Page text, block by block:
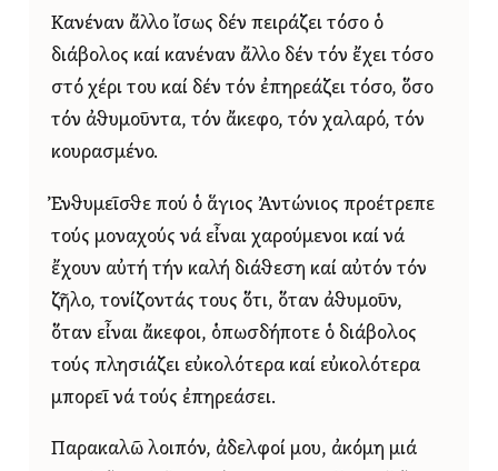
Κανέναν ἄλλο ἴσως δέν πειράζει τόσο ὁ
διάβολος καί κανέναν ἄλλο δέν τόν ἔχει τόσο
στό χέρι του καί δέν τόν ἐπηρεάζει τόσο, ὅσο
τόν ἀθυμοῦντα, τόν ἄκεφο, τόν χαλαρό, τόν
κουρασμένο.
Ἐνθυμεῖσθε πού ὁ ἅγιος Ἀντώνιος προέτρεπε
τούς μοναχούς νά εἶναι χαρούμενοι καί νά
ἔχουν αὐτή τήν καλή διάθεση καί αὐτόν τόν
ζῆλο, τονίζοντάς τους ὅτι, ὅταν ἀθυμοῦν,
ὅταν εἶναι ἄκεφοι, ὁπωσδήποτε ὁ διάβολος
τούς πλησιάζει εὐκολότερα καί εὐκολότερα
μπορεῖ νά τούς ἐπηρεάσει.
Παρακαλῶ λοιπόν, ἀδελφοί μου, ἀκόμη μιά